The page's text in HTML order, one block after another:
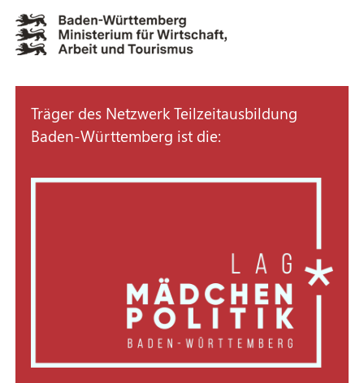
Träger des Netzwerk Teilzeitausbildung
Baden-Württemberg ist die: